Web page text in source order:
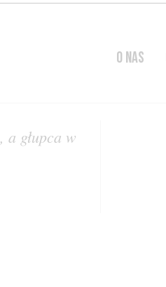
O NAS
a głupca w